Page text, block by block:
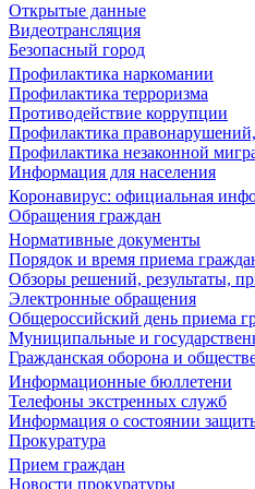
Открытые данные
Видеотрансляция
Безопасный город
Профилактика наркомании
Профилактика терроризма
Противодействие коррупции
Профилактика
Профилактика незаконной
Информация для населения
Коронавирус: официальная
Обращения граждан
Нормативные документы
Порядок и время приема
Обзоры решений, результаты,
Электронные обращения
Общероссийский день приема
Муниципальные и
Гражданская оборона и
Информационные бюллетени
Телефоны экстренных служб
Информация о состоянии
Прокуратура
Прием граждан
Новости прокуратуры